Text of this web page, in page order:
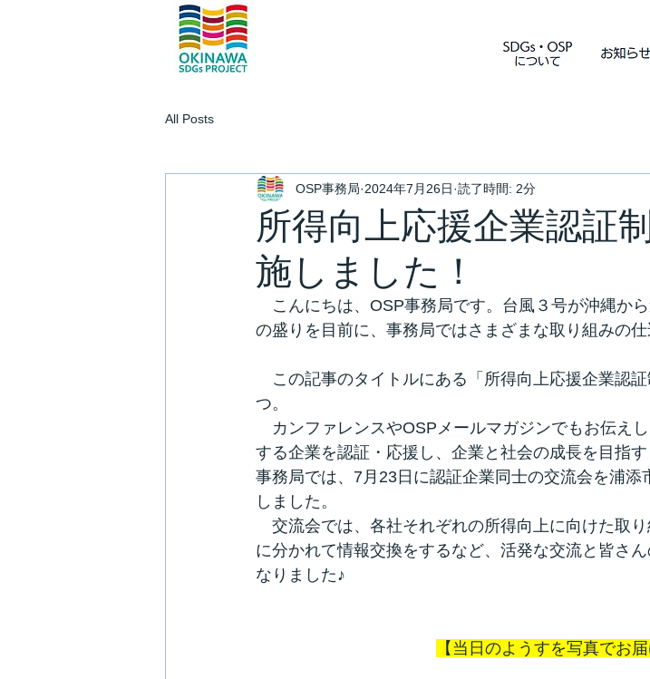
All Posts
所得向上応援企業認証
施しました！
OSP事務局 2024年7月26日 読了時間: 2分
こんにちは、OSP事務局です。台風３号が沖縄か
の盛りを目前に、事務局ではさまざまな取り組みの仕
この記事のタイトルにある「所得向上応援企業認
つ。
カンファレンスやOSPメールマガジンでもお伝えし
する企業を認証・応援し、企業と社会の成長を目指
事務局では、7月23日に認証企業同士の交流会を浦添
しました。
交流会では、各社それぞれの所得向上に向けた取
に分かれて情報交換をするなど、活発な交流と皆さ
なりました♪
【当日のようすを写真でお届